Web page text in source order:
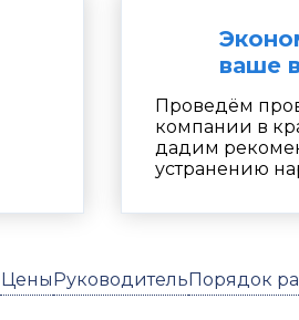
ваше
Проведём
компании в
дадим
устранению
ЦеныРуководительПорядок